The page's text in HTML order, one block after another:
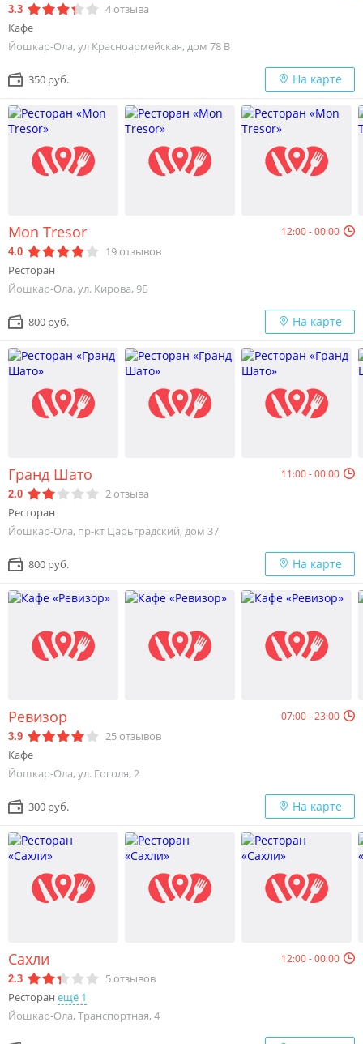
3.3 4отзыва
Кафе
Йошкар-Ола, ул Красноармейская, дом 78 В
350 руб. На карте
Mon Tresor 12:00 - 00:00
4.0 19отзывов
Ресторан
Йошкар-Ола, ул. Кирова, 9Б
800 руб. На карте
Гранд Шато 11:00 - 00:00
2.0 2отзыва
Ресторан
Йошкар-Ола, пр-кт Царьградский, дом 37
800 руб. На карте
Ревизор 07:00 - 23:00
3.9 25отзывов
Кафе
Йошкар-Ола, ул. Гоголя, 2
300 руб. На карте
Сахли 12:00 - 00:00
2.3 5отзывов
Ресторан ещё 1
Йошкар-Ола, Транспортная, 4